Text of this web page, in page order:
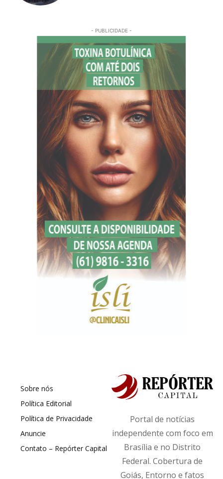
- PUBLICIDADE -
Sobre nós
Política Editorial
Política de Privacidade
Anuncie
Contato – Repórter Capital
Portal de notícias
independente com foco em
Brasília e no Distrito
Federal. Cobertura de
Goiás, Entorno e fatos